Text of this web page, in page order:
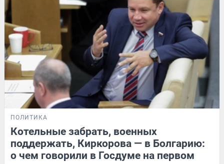
ПОЛИТИКА
Котельные забрать, военных
поддержать, Киркорова — в Болгарию:
о чем говорили в Госдуме на первом